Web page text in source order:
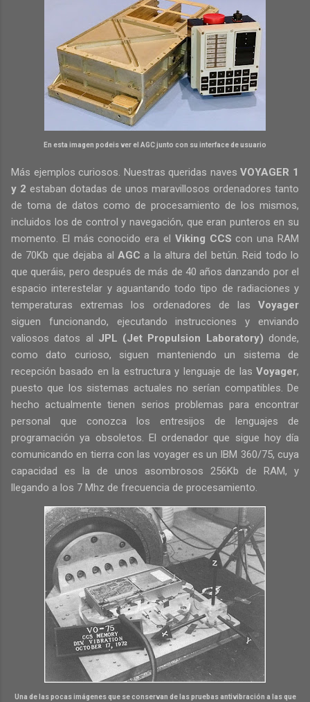
En esta imagen podeis ver el AGC junto con su interface de usuario
Más ejemplos curiosos. Nuestras queridas navesVOYAGER 1
y 2 estaban dotadas de unos maravillosos ordenadores tanto
de toma de datos como de procesamiento de los mismos,
incluidos los de control y navegación, que eran punteros en su
momento. El más conocido era el Viking CCS con una RAM
de 70Kb que dejaba al AGC a la altura del betún. Reid todo lo
que queráis, pero después de más de 40 años danzando por el
espacio interestelar y aguantando todo tipo de radiaciones y
temperaturas extremas los ordenadores de las Voyager
siguen funcionando, ejecutando instrucciones y enviando
valiosos datos al JPL (Jet Propulsion Laboratory) donde,
como dato curioso, siguen manteniendo un sistema de
recepción basado en la estructura y lenguaje de las Voyager,
puesto que los sistemas actuales no serían compatibles. De
hecho actualmente tienen serios problemas para encontrar
personal que conozca los entresijos de lenguajes de
programación ya obsoletos. El ordenador que sigue hoy día
comunicando en tierra con las voyager es un IBM 360/75, cuya
capacidad es la de unos asombrosos 256Kb de RAM, y
llegando a los 7 Mhz de frecuencia de procesamiento.
Una de las pocas imágenes que se conservan de las pruebas antivibración a las que